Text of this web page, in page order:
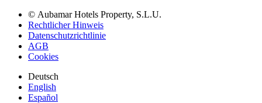
© Aubamar Hotels Property, S.L.U.
Rechtlicher Hinweis
Datenschutzrichtlinie
AGB
Cookies
Deutsch
English
Español